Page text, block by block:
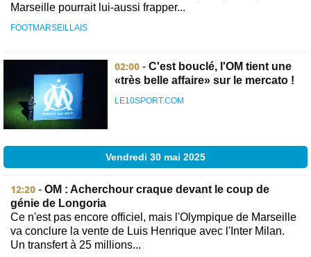
Marseille pourrait lui-aussi frapper...
FOOTMARSEILLAIS
02:00 - C'est bouclé, l'OM tient une
«très belle affaire» sur le mercato !
LE10SPORT.COM
Vendredi 30 mai 2025
12:20 - OM : Acherchour craque devant le coup de
génie de Longoria
Ce n'est pas encore officiel, mais l'Olympique de Marseille
va conclure la vente de Luis Henrique avec l'Inter Milan.
Un transfert à 25 millions...